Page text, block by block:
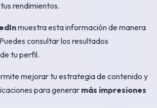
rendimientos.
muestra esta información de manera
consultar los resultados
tu perfil.
mejorar tu estrategia de contenido y
para generar más impresiones